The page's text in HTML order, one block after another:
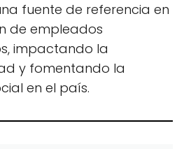
fuente de referencia en
de empleados
impactando la
y fomentando la
en el país.